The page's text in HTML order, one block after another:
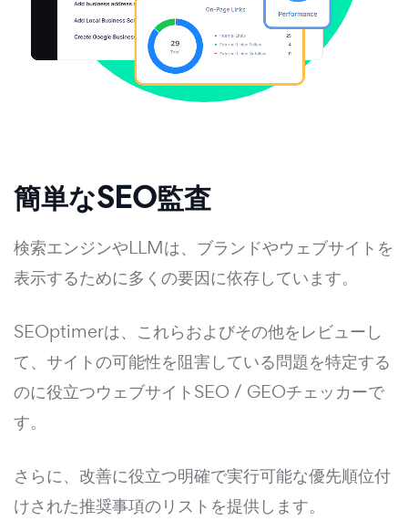
簡単なSEO監査
検索エンジンやLLMは、ブランドやウェブサイトを
表示するために多くの要因に依存しています。
SEOptimerは、これらおよびその他をレビューし
て、サイトの可能性を阻害している問題を特定する
のに役立つウェブサイトSEO / GEOチェッカーで
す。
さらに、改善に役立つ明確で実行可能な優先順位付
けされた推奨事項のリストを提供します。